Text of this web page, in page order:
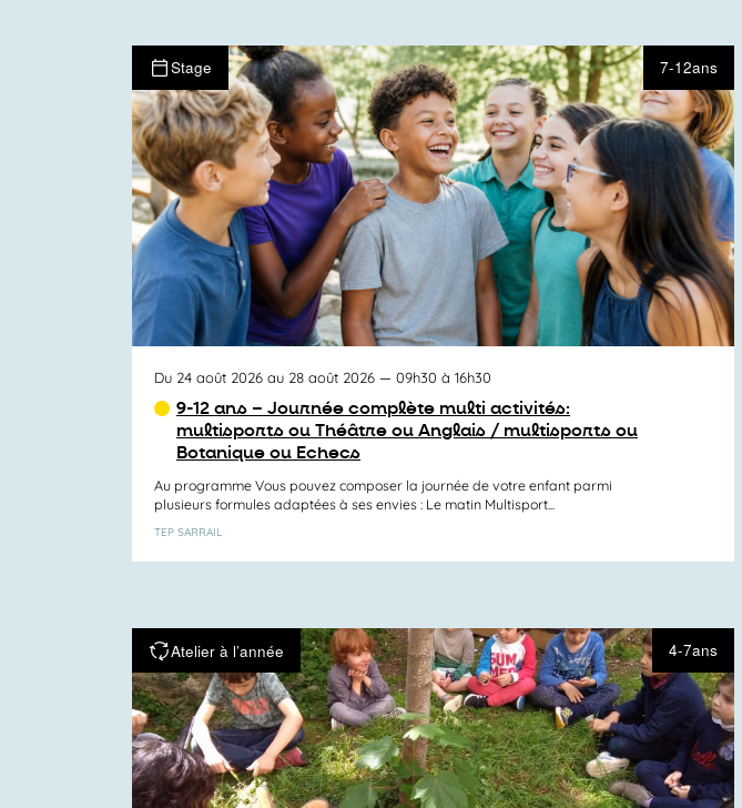
Stage 7-12ans
Du 24 août 2026 au 28 août 2026 — 09h30 à 16h30
9-12 ans – Journée complète multi activités:
multisports ou Théâtre ou Anglais / multisports ou
Botanique ou Echecs
Au programme Vous pouvez composer la journée de votre enfant parmi
plusieurs formules adaptées à ses envies : Le matin Multisport...
TEP SARRAIL
Atelier à l’année 4-7ans